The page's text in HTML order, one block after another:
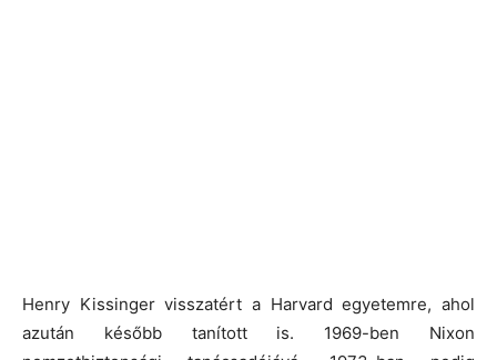
Henry Kissinger visszatért a Harvard egyetemre, ahol
azután később tanított is. 1969-ben Nixon